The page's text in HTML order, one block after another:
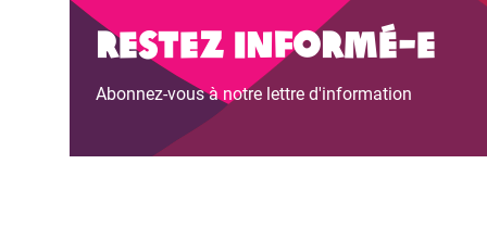
Inégalités Extrêmes et
Services Essentiels
Inequality and Rights in a
Mettons Fin à la Souffrance qui se Cache
Derrière notre Alimentation
Les Violences Faites aux Femmes et aux
Restez informé-e
Abonnez-vous à notre lettre d'information